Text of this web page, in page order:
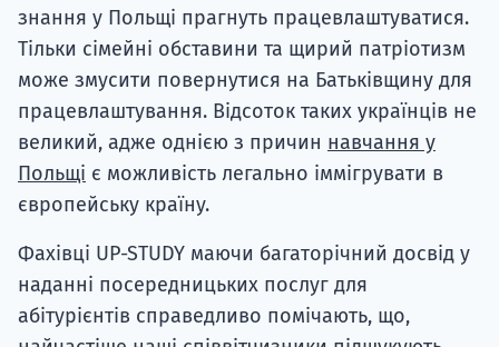
знання у Польщі прагнуть працевлаштуватися.
Тільки сімейні обставини та щирий патріотизм
може змусити повернутися на Батьківщину для
працевлаштування. Відсоток таких українців не
великий, адже однією з причин навчання у
Польщі є можливість легально іммігрувати в
європейську країну.
Фахівці UP-STUDY маючи багаторічний досвід у
наданні посередницьких послуг для
абітурієнтів справедливо помічають, що,